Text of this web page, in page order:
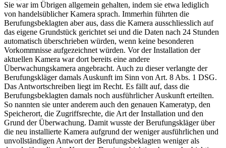
Sie war im Übrigen allgemein gehalten, indem sie etwa lediglich
von handelsüblicher Kamera sprach. Immerhin führten die
Berufungsbeklagten aber aus, dass die Kamera ausschliesslich auf
das eigene Grundstück gerichtet sei und die Daten nach 24 Stunden
automatisch überschrieben würden, wenn keine besonderen
Vorkommnisse aufgezeichnet würden. Vor der Installation der
aktuellen Kamera war dort bereits eine andere
Überwachungskamera angebracht. Auch zu dieser verlangte der
Berufungskläger damals Auskunft im Sinn von Art. 8 Abs. 1 DSG.
Das Antwortschreiben liegt im Recht. Es fällt auf, dass die
Berufungsbeklagten damals noch ausführlicher Auskunft erteilten.
So nannten sie unter anderem auch den genauen Kameratyp, den
Speicherort, die Zugriffsrechte, die Art der Installation und den
Grund der Überwachung. Damit wusste der Berufungskläger über
die neu installierte Kamera aufgrund der weniger ausführlichen und
unvollständigen Antwort der Berufungsbeklagten weniger als